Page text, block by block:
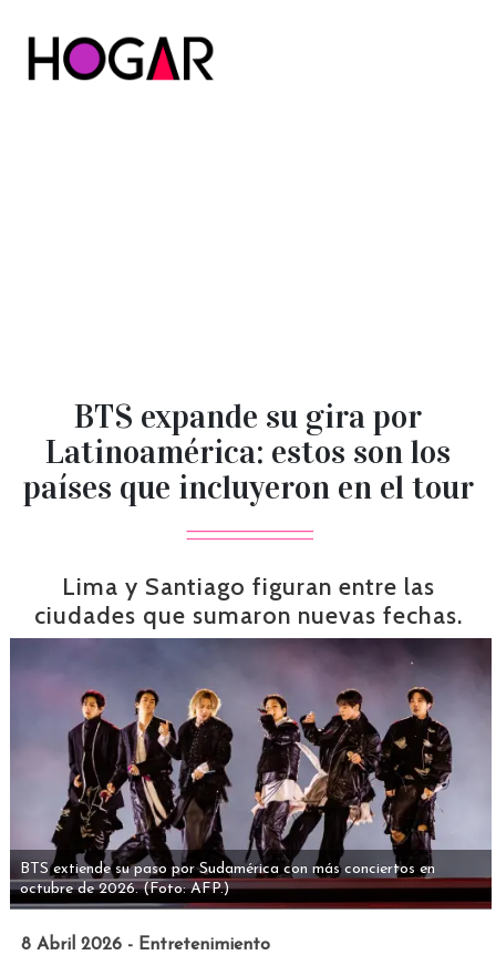
BTS expande su gira por
Latinoamérica: estos son los
países que incluyeron en el tour
Lima y Santiago figuran entre las
ciudades que sumaron nuevas fechas.
BTS extiende su paso por Sudamérica con más conciertos en
octubre de 2026. (Foto: AFP.)
8 Abril 2026 - Entretenimiento